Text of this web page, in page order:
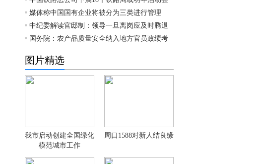
媒体称中国国有企业将被分为三类进行管理
中纪委解读官邸制：领导一旦离岗应及时腾退
国务院：农产品质量安全纳入地方官员政绩考
图片精选
我市启动创建全国绿化
模范城市工作
周口1588对新人结良缘